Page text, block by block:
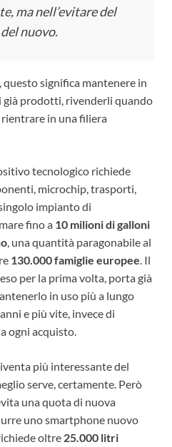
ma nell’evitare del
nuovo.
significa mantenere in
già prodotti, rivenderli quando
in una filiera
tecnologico richiede
microchip, trasporti,
impianto di
fino a 10 milioni di galloni
, una quantità paragonabile al
130.000 famiglie europee . Il
per la prima volta, porta già
in uso più a lungo
e più vite, invece di
ogni acquisto.
più interessante del
serve, certamente. Però
una quota di nuova
uno smartphone nuovo
richiede oltre 25.000 litri